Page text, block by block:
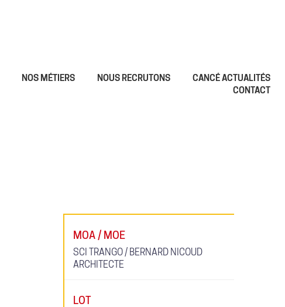
NOS MÉTIERS NOUS RECRUTONS
CANCÉ ACTUALITÉS
CONTACT
MOA / MOE
SCI TRANGO / BERNARD NICOUD
ARCHITECTE
LOT